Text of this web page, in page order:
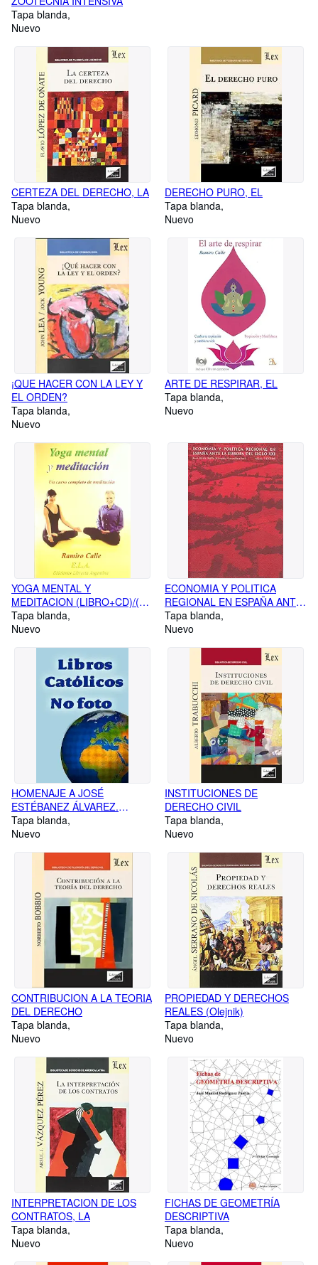
Tapa blanda
Nuevo
CERTEZA DEL DERECHO, LA
Tapa blanda
Nuevo
DERECHO PURO, EL
Tapa blanda
Nuevo
¡QUE HACER CON LA LEY Y
EL ORDEN?
Tapa blanda
Nuevo
ARTE DE RESPIRAR, EL
Tapa blanda
Nuevo
YOGA MENTAL Y
MEDITACION (LIBRO+CD)/(2ª
ED.)
Tapa blanda
Nuevo
ECONOMIA Y POLITICA
REGIONAL EN ESPAÑA ANTE
EUROPA SIGLO XXI
Tapa blanda
Nuevo
HOMENAJE A JOSÉ
ESTÉBANEZ ÁLVAREZ.
LECTURAS GEOGRÁFICAS 2
VOLS
Tapa blanda
Nuevo
INSTITUCIONES DE
DERECHO CIVIL
Tapa blanda
Nuevo
CONTRIBUCION A LA TEORIA
DEL DERECHO
Tapa blanda
Nuevo
PROPIEDAD Y DERECHOS
REALES (Olejnik)
Tapa blanda
Nuevo
INTERPRETACION DE LOS
CONTRATOS, LA
Tapa blanda
Nuevo
FICHAS DE GEOMETRÍA
DESCRIPTIVA
Tapa blanda
Nuevo